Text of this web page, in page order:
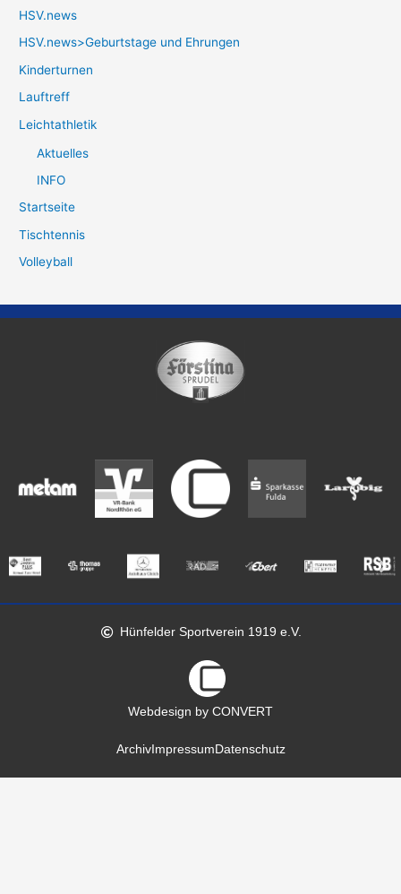
HSV.news
HSV.news>Geburtstage und Ehrungen
Kinderturnen
Lauftreff
Leichtathletik
Aktuelles
INFO
Startseite
Tischtennis
Volleyball
Hünfelder Sportverein 1919 e.V.
Webdesign by CONVERT
ArchivImpressumDatenschutz